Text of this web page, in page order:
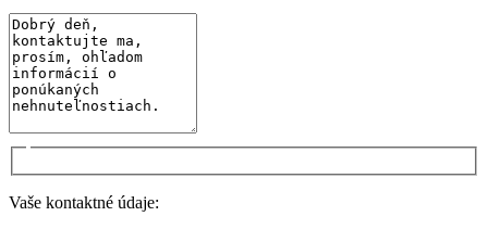
Vaše kontaktné údaje: